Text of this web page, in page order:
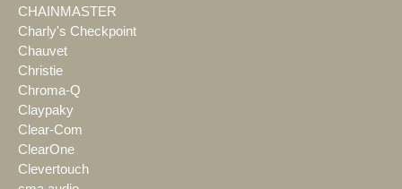
CHAINMASTER
Charly's Checkpoint
Chauvet
Christie
Chroma-Q
Claypaky
Clear-Com
ClearOne
Clevertouch